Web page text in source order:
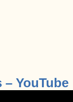
– YouTube